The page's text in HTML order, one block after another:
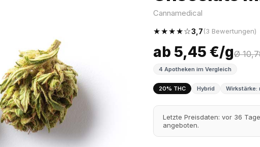
Cannamedical
★★★★☆3,7(3 Bewertungen)
ab 5,45 €/gØ
4 Apotheken im Vergleich
20% THC Hybrid Wirkstärke:
Letzte Preisdaten: vor 36
angeboten.